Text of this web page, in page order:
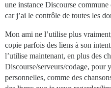
une instance Discourse
car j’ai le contrôle de toutes les
Mon ami ne l’utilise plus
copie parfois des liens à son
l’utilise maintenant, en plus des
Discourse/serveurs/codage, pour
personnelles, comme des